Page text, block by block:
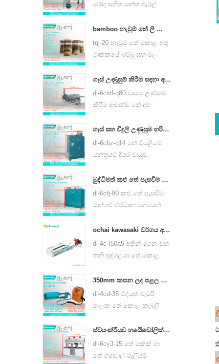
රෝද සහිත යන්ත බැරල්
400mm, ඵලදායිතාව කිලෝ
ග්රෑම් 75 කි
bamboo නැවුම් තේ ලී කොළ රාක්ක tqj-20
tqj-20 නැවුම් තේ කොළ අතු
රාක්කයේ බම්බු සහ මල
සියලු වර්ගවල තේ සඳහා
භාවිතා කළ හැකිය.
ගෑස් උණුසුම් කිරීම සඳහා අඛණ්ඩ තේ දළු නෙලන යන්ත්රයක් 6cstl-q80
dl-6cstl-q80 වායුව උණුසුම්
කිරීම අඛණ්ඩ තේ දළු
තේ, ඕලොන්ග් තේ සහ
වෙනත් අය වැනි තේ වර්ග
සඳහා භාවිතා කළ හැකිය.
ගෑස් සහ විදුලි උණුසුම හරිත තේ කොළ වියළුම් යන්ත්‍රය 6chz-q14
dl-6chz-q14 තේ වියළීමේ
යන්ත්‍රයට දියර වායුව,
භාවිතා කළ හැකි අතර හරිත
තේ, කළු තේ, ඔලොන්ග් තේ
වැනි බොහෝ වර්ගවල තේ
බුද්ධිමත් කළු තේ පැසවීම යන්ත්ර 6cfj-80
dl-6cfj-80 කළු තේ පැසවීම
යන්තම් ප්රධාන වශයෙන්
යොදා ගනී.
ochai kawasaki වර්ගය අතින් ගෙන එන එක් මිනිසෙකු තේ දළු නෙලීම අස්වනු නෙලීම යන්ත්ර 4c-t50a5
dl-4c-t50a5 අතින් ගෙන එන
තනි පුද්ගලයා තේ කොළ
450mm, 500mm, 600mm,
huasheng 1e34f බ්ලොනින්
එන්ජිම භාවිතා කරන්න.
350mm කපන ලද පළල විදුලි බැටරි යාන්ත්රික තේ කොළ තේ දලු නෙලන යන්ත්ර 4cd-35
dl-4cd-35 විද්යුත් බැටරි
පාලක තේ කොළ කැබලි
350mm, බැටරි ලිතියම් බැටරි
හෝ ඊයම් අම්ල බැටරිය
භාවිතා කරයි.
ස්වයංක්රීයව හයිෙඩෝලික් අළුත් ෙත් කේක් ෙටොප් ගඩොල් මුදණ යන්ත 6s3-15
dl-6cy3-15 තේ කේක් හා
තේ ගඩොල් මැලියම්